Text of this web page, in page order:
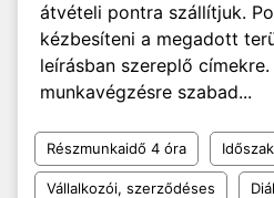
átvételi pontra szállítjuk.
kézbesíteni a megadott
leírásban szereplő
munkavégzésre szabad...
Részmunkaidő 4 óra
Vállalkozói, szerződéses